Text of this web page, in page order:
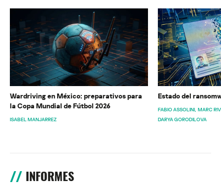
Wardriving en México: preparativos para
la Copa Mundial de Fútbol 2026
ISABEL MANJARREZ
Estado del
FABIO ASSOLINI MARC
DARYA GORODILOVA
INFORMES